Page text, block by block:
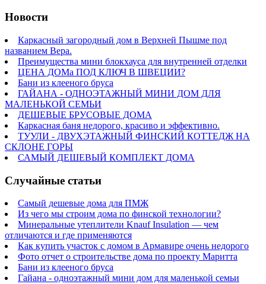
Новости
Каркасный загородный дом в Верхней Пышме под
названием Вера.
Преимущества мини блокхауса для внутренней отделки
ЦЕНА ДОМа ПОД КЛЮЧ В ШВЕЦИИ?
Бани из клееного бруса
ГАЙАНА - ОДНОЭТАЖНЫЙ МИНИ ДОМ ДЛЯ
МАЛЕНЬКОЙ СЕМЬИ
ДЕШЕВЫЕ БРУСОВЫЕ ДОМА
Каркасная баня недорого, красиво и эффективно.
ТУУЛИ - ДВУХЭТАЖНЫЙ ФИНСКИЙ КОТТЕДЖ НА
СКЛОНЕ ГОРЫ
САМЫЙ ДЕШЕВЫЙ КОМПЛЕКТ ДОМА
Cлучайные статьи
Самый дешевые дома для ПМЖ
Из чего мы строим дома по финской технологии?
Минеральные утеплители Knauf Insulation — чем
отличаются и где применяются
Как купить участок с домом в Армавире очень недорого
Фото отчет о строительстве дома по проекту Маритта
Бани из клееного бруса
Гайана - одноэтажный мини дом для маленькой семьи